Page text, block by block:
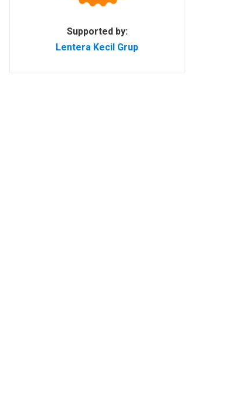
Supported by:
Lentera Kecil Grup